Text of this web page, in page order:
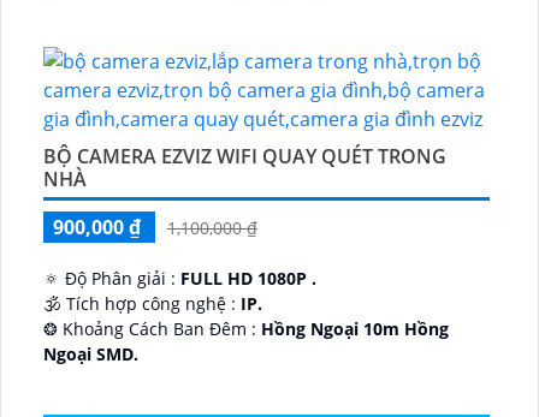
BỘ CAMERA EZVIZ WIFI QUAY QUÉT TRONG
NHÀ
900,000 ₫
1,100,000 ₫
🔅 Độ Phân giải : FULL HD 1080P .
🕉️ Tích hợp công nghệ : IP.
❂ Khoảng Cách Ban Đêm : Hồng Ngoại 10m Hồng
Ngoại SMD.